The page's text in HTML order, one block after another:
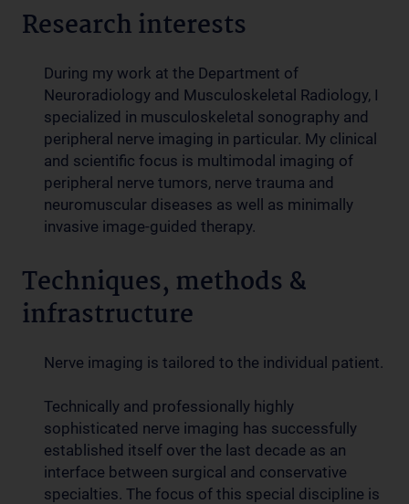
Research interests
During my work at the Department of
Neuroradiology and Musculoskeletal Radiology, I
specialized in musculoskeletal sonography and
peripheral nerve imaging in particular. My clinical
and scientific focus is multimodal imaging of
peripheral nerve tumors, nerve trauma and
neuromuscular diseases as well as minimally
invasive image-guided therapy.
Techniques, methods &
infrastructure
Nerve imaging is tailored to the individual patient.
Technically and professionally highly
sophisticated nerve imaging has successfully
established itself over the last decade as an
interface between surgical and conservative
specialties. The focus of this special discipline is